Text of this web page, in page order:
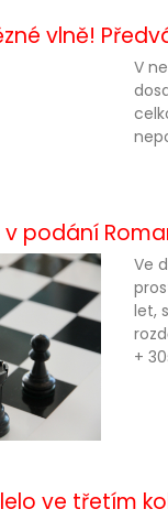
vlně!
V
podání
Ve
let,
+
ve třetím